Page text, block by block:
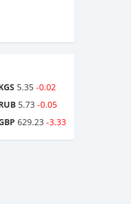
5.35 -0.02
5.73 -0.05
629.23 -3.33